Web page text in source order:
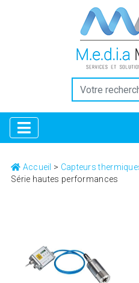
https://www.inkitt.com/
https://
Collectors Trust the Selection
replica watches replicafactory
Everyone: Breaking Down the
https://
Replica Factory: Bridging the
Replica Watches from Replica
Luxury Gifting With
Accueil > Capteurs
Série hautes performances